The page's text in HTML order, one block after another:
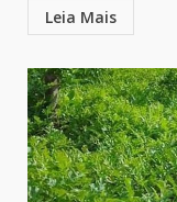
Leia Mais